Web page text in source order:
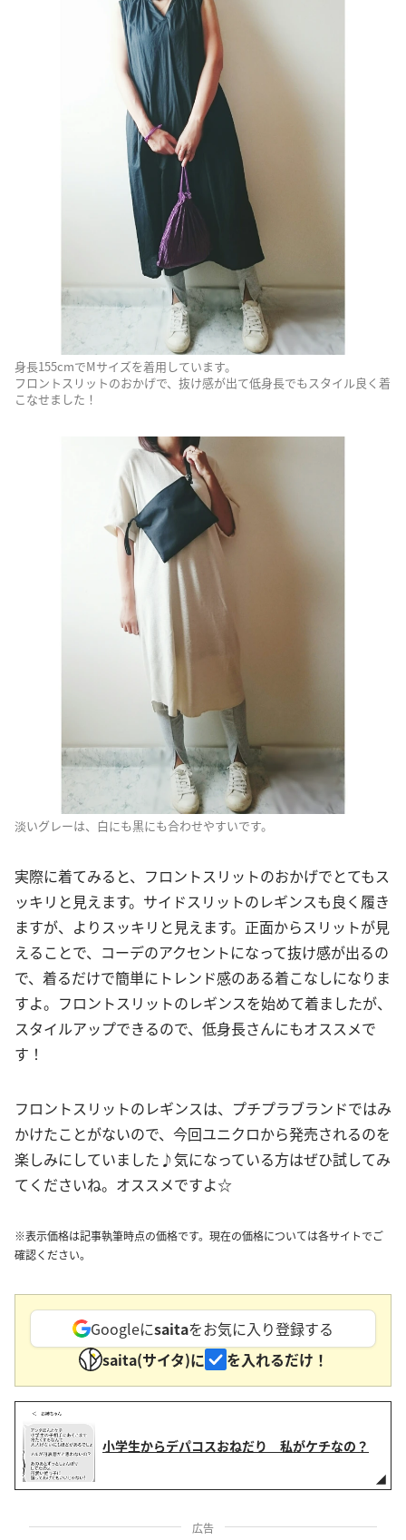
身長155cmでMサイズを着用しています。
フロントスリットのおかげで、抜け感が出て低身長でもスタイル良く着
こなせました！
淡いグレーは、白にも黒にも合わせやすいです。
実際に着てみると、フロントスリットのおかげでとてもス
ッキリと見えます。サイドスリットのレギンスも良く履き
ますが、よりスッキリと見えます。正面からスリットが見
えることで、コーデのアクセントになって抜け感が出るの
で、着るだけで簡単にトレンド感のある着こなしになりま
すよ。フロントスリットのレギンスを始めて着ましたが、
スタイルアップできるので、低身長さんにもオススメで
す！
フロントスリットのレギンスは、プチプラブランドではみ
かけたことがないので、今回ユニクロから発売されるのを
楽しみにしていました♪気になっている方はぜひ試してみ
てくださいね。オススメですよ☆
※表示価格は記事執筆時点の価格です。現在の価格については各サイトでご
確認ください。
Googleにsaitaをお気に入り登録する
saita(サイタ)に
を入れるだけ！
小学生からデパコスおねだり 私がケチなの？
広告